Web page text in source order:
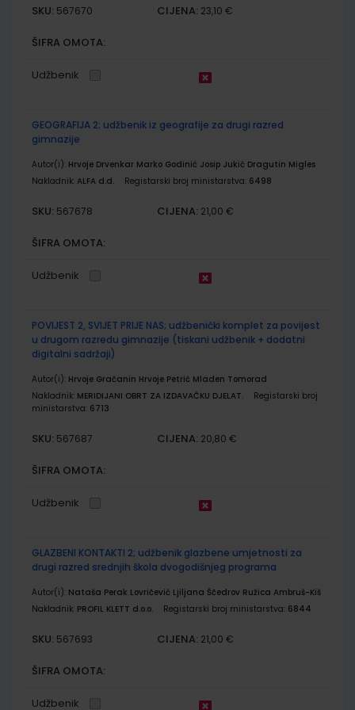
SKU: 567670 CIJENA: 23,10 €
ŠIFRA OMOTA:
Udžbenik
GEOGRAFIJA 2; udžbenik iz geografije za drugi razred
gimnazije
Autor(i): Hrvoje Drvenkar Marko Godinić Josip Jukić Dragutin Migles
Nakladnik: ALFA d.d. Registarski broj ministarstva: 6498
SKU: 567678 CIJENA: 21,00 €
ŠIFRA OMOTA:
Udžbenik
POVIJEST 2, SVIJET PRIJE NAS; udžbenički komplet za povijest
u drugom razredu gimnazije (tiskani udžbenik + dodatni
digitalni sadržaji)
Autor(i): Hrvoje Gračanin Hrvoje Petrić Mladen Tomorad
Nakladnik: MERIDIJANI OBRT ZA IZDAVAČKU DJELAT.
Registarski broj
ministarstva: 6713
SKU: 567687 CIJENA: 20,80 €
ŠIFRA OMOTA:
Udžbenik
GLAZBENI KONTAKTI 2; udžbenik glazbene umjetnosti za
drugi razred srednjih škola dvogodišnjeg programa
Autor(i): Nataša Perak Lovričević Ljiljana Ščedrov Ružica Ambruš-Kiš
Nakladnik: PROFIL KLETT d.o.o. Registarski broj ministarstva: 6844
SKU: 567693 CIJENA: 21,00 €
ŠIFRA OMOTA:
Udžbenik